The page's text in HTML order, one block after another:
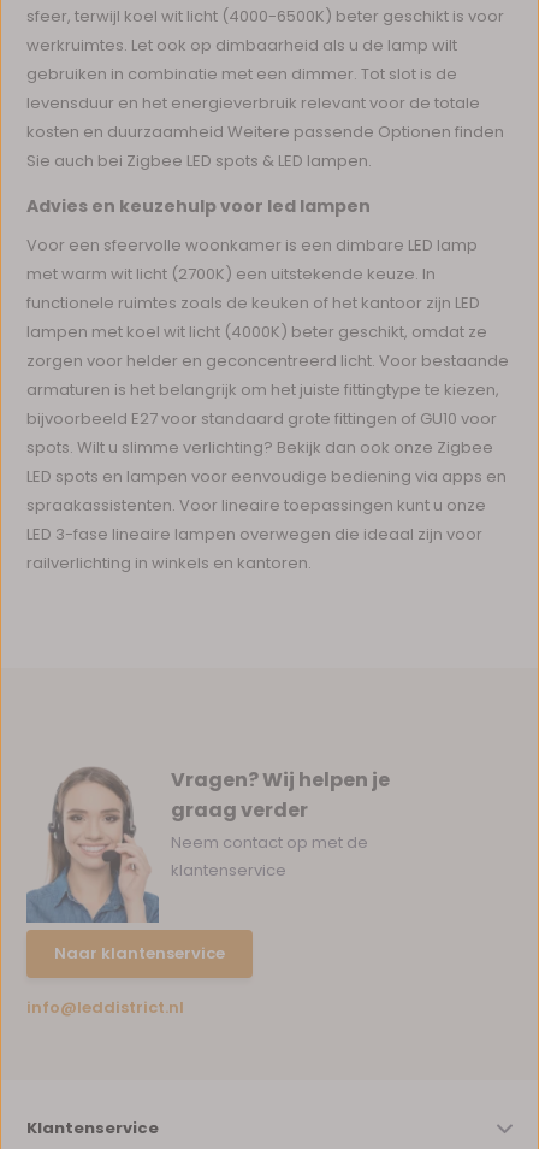
sfeer, terwijl koel wit licht (4000-6500K) beter geschikt is voor
werkruimtes. Let ook op dimbaarheid als u de lamp wilt
gebruiken in combinatie met een dimmer. Tot slot is de
levensduur en het energieverbruik relevant voor de totale
kosten en duurzaamheid Weitere passende Optionen finden
Sie auch bei Zigbee LED spots & LED lampen.
Advies en keuzehulp voor led lampen
Voor een sfeervolle woonkamer is een dimbare LED lamp
met warm wit licht (2700K) een uitstekende keuze. In
functionele ruimtes zoals de keuken of het kantoor zijn LED
lampen met koel wit licht (4000K) beter geschikt, omdat ze
zorgen voor helder en geconcentreerd licht. Voor bestaande
armaturen is het belangrijk om het juiste fittingtype te kiezen,
bijvoorbeeld E27 voor standaard grote fittingen of GU10 voor
spots. Wilt u slimme verlichting? Bekijk dan ook onze Zigbee
LED spots en lampen voor eenvoudige bediening via apps en
spraakassistenten. Voor lineaire toepassingen kunt u onze
LED 3-fase lineaire lampen overwegen die ideaal zijn voor
railverlichting in winkels en kantoren.
Vragen? Wij helpen je
graag verder
Neem contact op met de
klantenservice
Naar klantenservice
info@leddistrict.nl
Klantenservice